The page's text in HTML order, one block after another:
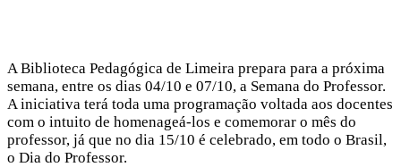
A Biblioteca Pedagógica de Limeira prepara para a próxima
semana, entre os dias 04/10 e 07/10, a Semana do Professor.
A iniciativa terá toda uma programação voltada aos docentes
com o intuito de homenageá-los e comemorar o mês do
professor, já que no dia 15/10 é celebrado, em todo o Brasil,
o Dia do Professor.